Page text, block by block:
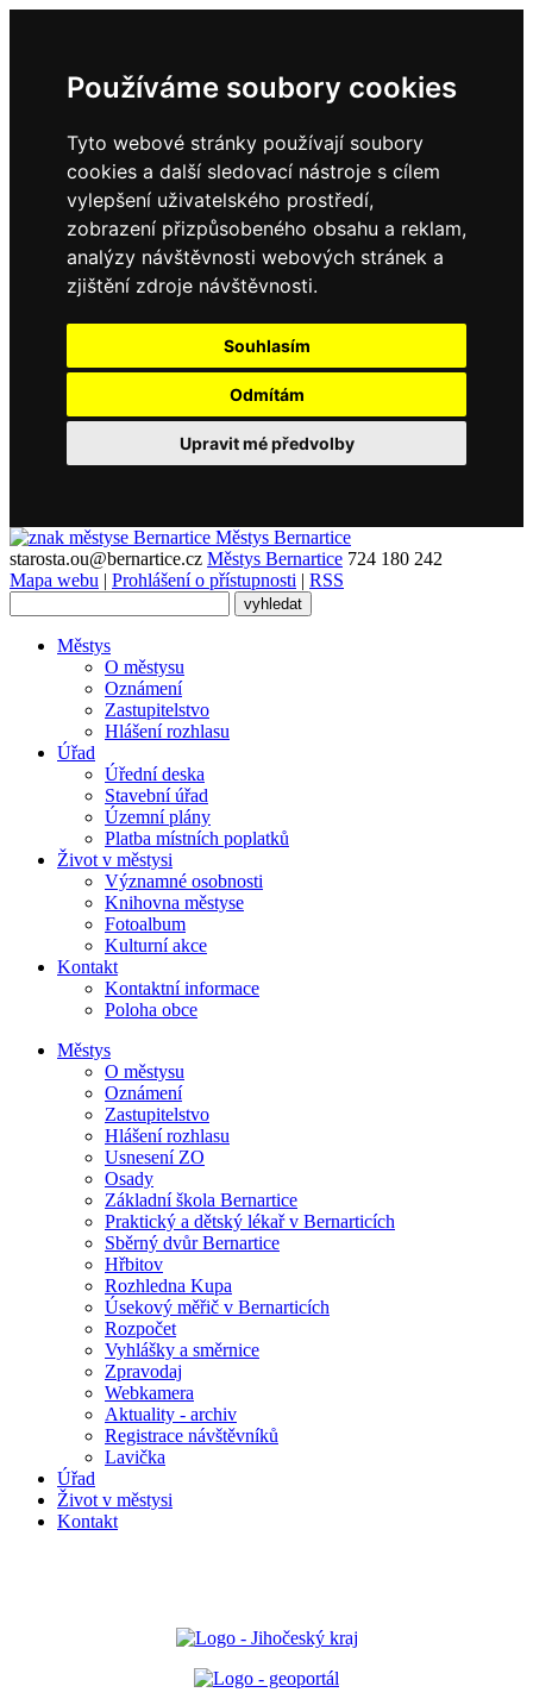
Používáme soubory cookies
Tyto webové stránky používají soubory
cookies a další sledovací nástroje s cílem
vylepšení uživatelského prostředí,
zobrazení přizpůsobeného obsahu a reklam,
analýzy návštěvnosti webových stránek a
zjištění zdroje návštěvnosti.
Souhlasím
Odmítám
Upravit mé předvolby
Městys Bernartice
starosta.ou@bernartice.cz Městys Bernartice 724 180 242
Mapa webu | Prohlášení o přístupnosti | RSS
Městys
O městysu
Oznámení
Zastupitelstvo
Hlášení rozhlasu
Úřad
Úřední deska
Stavební úřad
Územní plány
Platba místních poplatků
Život v městysi
Významné osobnosti
Knihovna městyse
Fotoalbum
Kulturní akce
Kontakt
Kontaktní informace
Poloha obce
Městys
O městysu
Oznámení
Zastupitelstvo
Hlášení rozhlasu
Usnesení ZO
Osady
Základní škola Bernartice
Praktický a dětský lékař v Bernarticích
Sběrný dvůr Bernartice
Hřbitov
Rozhledna Kupa
Úsekový měřič v Bernarticích
Rozpočet
Vyhlášky a směrnice
Zpravodaj
Webkamera
Aktuality - archiv
Registrace návštěvníků
Lavička
Úřad
Život v městysi
Kontakt